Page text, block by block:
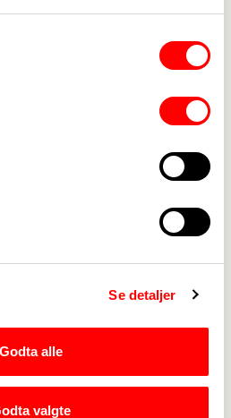
Se detaljer
Godta alle
valgte